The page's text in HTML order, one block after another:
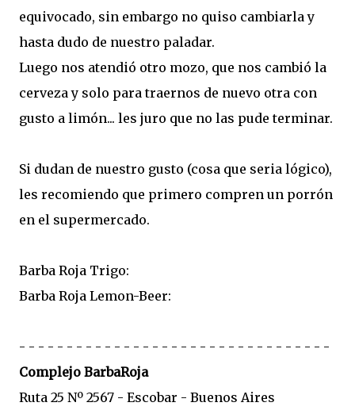
equivocado, sin embargo no quiso cambiarla y
hasta dudo de nuestro paladar.
Luego nos atendió otro mozo, que nos cambió la
cerveza y solo para traernos de nuevo otra con
gusto a limón... les juro que no las pude terminar.
Si dudan de nuestro gusto (cosa que seria lógico),
les recomiendo que primero compren un porrón
en el supermercado.
Barba Roja Trigo:
Barba Roja Lemon-Beer:
- - - - - - - - - - - - - - - - - - - - - - - - - - - - - - - - -
Complejo BarbaRoja
Ruta 25 Nº 2567 - Escobar - Buenos Aires